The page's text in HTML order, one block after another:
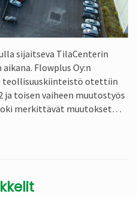
sijaitseva TilaCenterin
Flowplus Oy:n
teollisuuskiinteistö otettiin
ja toisen vaiheen muutostyös
merkittävät muutokset…